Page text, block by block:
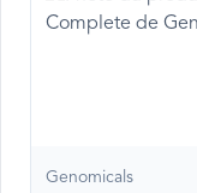
Genomicals